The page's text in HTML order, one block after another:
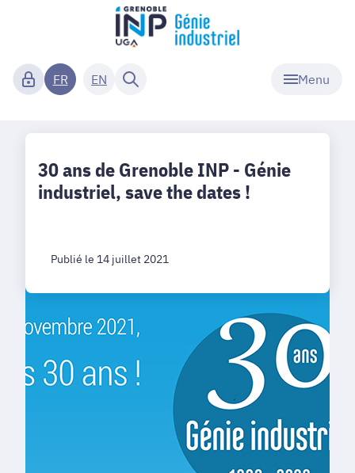
Menu
FR EN
30 ans de Grenoble INP - Génie
industriel, save the dates !
Publié le 14 juillet 2021